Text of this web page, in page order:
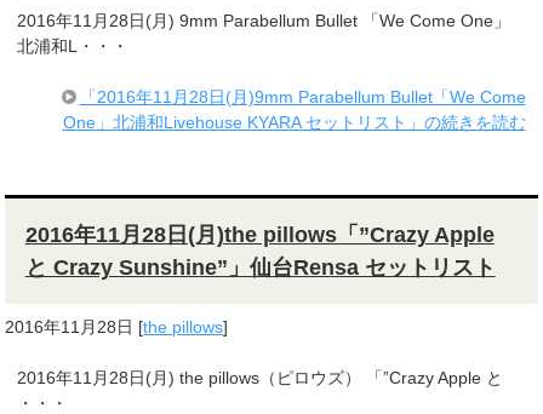
2016年11月28日(月) 9mm Parabellum Bullet 「We Come One」
北浦和L・・・
「2016年11月28日(月)9mm Parabellum Bullet「We Come
One」北浦和Livehouse KYARA セットリスト」の続きを読む
2016年11月28日(月)the pillows「”Crazy Apple
と Crazy Sunshine”」仙台Rensa セットリスト
2016年11月28日 [the pillows]
2016年11月28日(月) the pillows（ピロウズ） 「”Crazy Apple と
・・・